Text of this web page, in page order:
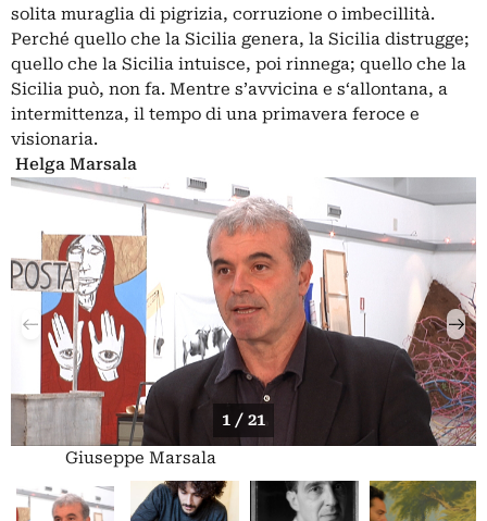
solita muraglia di pigrizia, corruzione o imbecillità.
Perché quello che la Sicilia genera, la Sicilia distrugge;
quello che la Sicilia intuisce, poi rinnega; quello che la
Sicilia può, non fa. Mentre s’avvicina e s‘allontana, a
intermittenza, il tempo di una primavera feroce e
visionaria.
Helga Marsala
1 / 21
Giuseppe Marsala